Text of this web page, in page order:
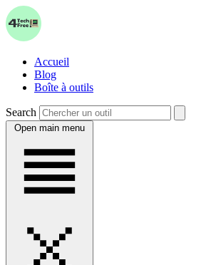
Accueil
Blog
Boîte à outils
Search
Open main menu